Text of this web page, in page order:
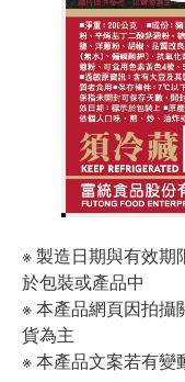
※ 製造日期與有效期
於包裝或產品中
※ 本產品網頁因拍攝
貨為主
※ 本產品文案若有變